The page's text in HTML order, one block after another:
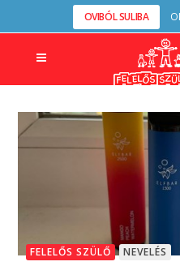
OVIBÓL SULIBA
FELELŐS SZÜLŐ NEVELÉS